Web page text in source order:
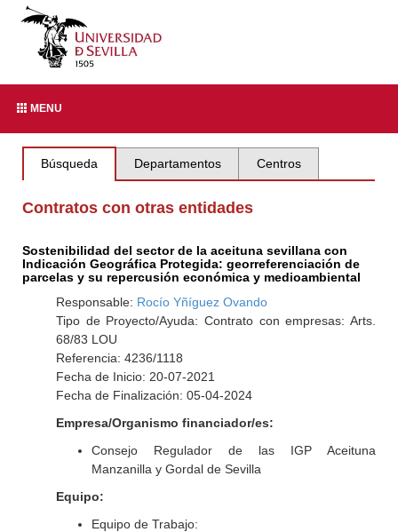
MENU
Búsqueda Departamentos Centros
Contratos con otras entidades
Sostenibilidad del sector de la aceituna sevillana con
Indicación Geográfica Protegida: georreferenciación de
parcelas y su repercusión económica y medioambiental
Responsable: Rocío Yñíguez Ovando
Tipo de Proyecto/Ayuda: Contrato con empresas: Arts.
68/83 LOU
Referencia: 4236/1118
Fecha de Inicio: 20-07-2021
Fecha de Finalización: 05-04-2024
Empresa/Organismo financiador/es:
Consejo Regulador de las IGP Aceituna
Manzanilla y Gordal de Sevilla
Equipo:
Equipo de Trabajo: